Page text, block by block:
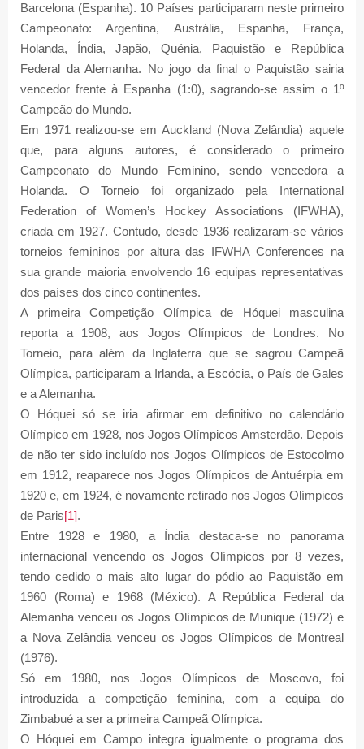
Barcelona (Espanha). 10 Países participaram neste primeiro
Campeonato: Argentina, Austrália, Espanha, França,
Holanda, Índia, Japão, Quénia, Paquistão e República
Federal da Alemanha. No jogo da final o Paquistão sairia
vencedor frente à Espanha (1:0), sagrando-se assim o 1º
Campeão do Mundo.
Em 1971 realizou-se em Auckland (Nova Zelândia) aquele
que, para alguns autores, é considerado o primeiro
Campeonato do Mundo Feminino, sendo vencedora a
Holanda. O Torneio foi organizado pela
International
Federation of Women’s Hockey Associations (IFWHA),
criada em 1927. Contudo, desde 1936 realizaram-se vários
torneios femininos por altura das
IFWHA Conferences na
sua grande maioria envolvendo 16 equipas representativas
dos países dos cinco continentes.
A primeira Competição Olímpica de Hóquei masculina
reporta a 1908, aos Jogos Olímpicos de Londres. No
Torneio, para além da Inglaterra que se sagrou Campeã
Olímpica, participaram a Irlanda, a Escócia, o País de Gales
e a Alemanha.
O Hóquei só se iria afirmar em definitivo no calendário
Olímpico em 1928, nos Jogos Olímpicos Amsterdão. Depois
de não ter sido incluído nos Jogos Olímpicos de Estocolmo
em 1912, reaparece nos Jogos Olímpicos de Antuérpia em
1920 e, em 1924, é novamente retirado nos Jogos Olímpicos
de Paris[1].
Entre 1928 e 1980, a Índia destaca-se no panorama
internacional vencendo os Jogos Olímpicos por 8 vezes,
tendo cedido o mais alto lugar do pódio ao Paquistão em
1960 (Roma) e 1968 (México). A República Federal da
Alemanha venceu os Jogos Olímpicos de Munique (1972) e
a Nova Zelândia venceu os Jogos Olímpicos de Montreal
(1976).
Só em 1980, nos Jogos Olímpicos de Moscovo, foi
introduzida a competição feminina, com a equipa do
Zimbabué a ser a primeira Campeã Olímpica.
O Hóquei em Campo integra igualmente o programa dos